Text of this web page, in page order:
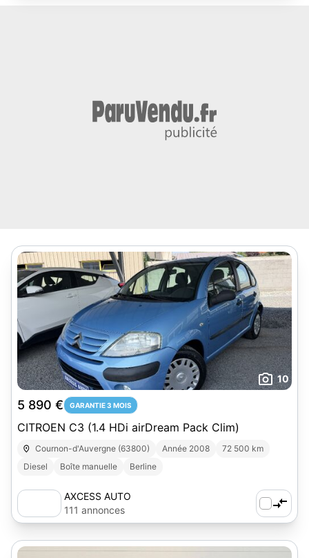
10
5 890 € GARANTIE 3 MOIS
CITROEN C3 (1.4 HDi airDream Pack Clim)
Cournon-d'Auvergne (63800) Année 2008
72 500 km
Diesel
Boîte manuelle Berline
AXCESS AUTO
111 annonces